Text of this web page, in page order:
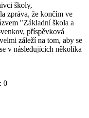
školy,
zpráva, že končím ve
"Základní škola a
příspěvková
záleží na tom, aby se
v následujících několika
0